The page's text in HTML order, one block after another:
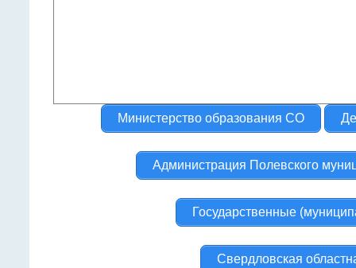
Министерство образования СО
Администрация Полевского
Государственные
Свердловская